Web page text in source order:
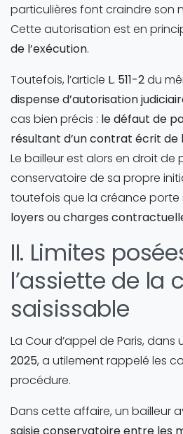
particulières font craindre son
Cette autorisation est en
de l’exécution.
Toutefois, l’article L. 511-2du
dispense d’autorisation
cas bien précis : le défaut de
résultant d’un contrat écrit de
Le bailleur est alors en droit de
conservatoire de sa propre
toutefois que la créance porte
loyers ou charges
II. Limites
l’assiette de la
saisissable
La Cour d’appel de Paris, dans
2025, a utilement rappelé les
procédure.
Dans cette affaire, un bailleur